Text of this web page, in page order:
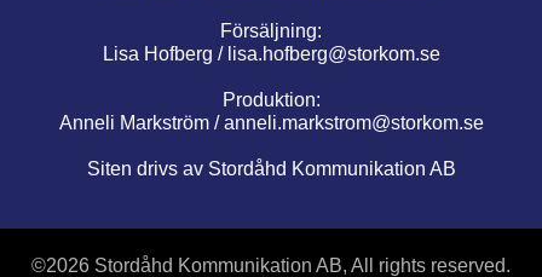
Försäljning:
Lisa Hofberg / lisa.hofberg@storkom.se
Produktion:
Anneli Markström /anneli.markstrom@storkom.se
Siten drivs av Stordåhd Kommunikation AB
©2026 Stordåhd Kommunikation AB, All rights reserved.